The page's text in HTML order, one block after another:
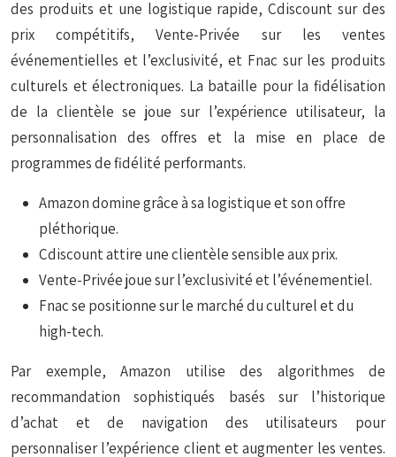
des produits et une logistique rapide, Cdiscount sur des
prix compétitifs, Vente-Privée sur les ventes
événementielles et l’exclusivité, et Fnac sur les produits
culturels et électroniques. La bataille pour la fidélisation
de la clientèle se joue sur l’expérience utilisateur, la
personnalisation des offres et la mise en place de
programmes de fidélité performants.
Amazon domine grâce à sa logistique et son offre
pléthorique.
Cdiscount attire une clientèle sensible aux prix.
Vente-Privée joue sur l’exclusivité et l’événementiel.
Fnac se positionne sur le marché du culturel et du
high-tech.
Par exemple, Amazon utilise des algorithmes de
recommandation sophistiqués basés sur l’historique
d’achat et de navigation des utilisateurs pour
personnaliser l’expérience client et augmenter les ventes.